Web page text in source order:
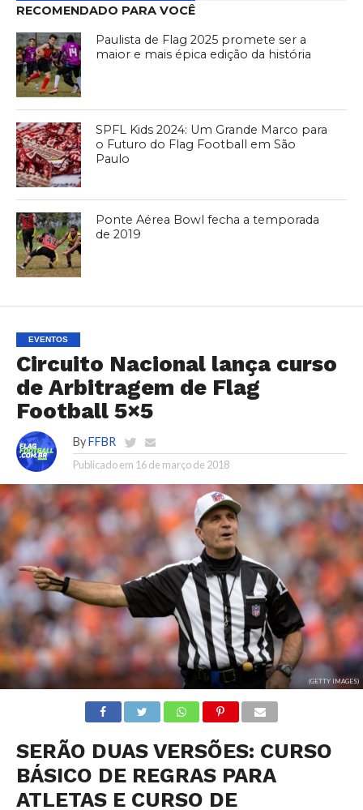
RECOMENDADO PARA VOCÊ
Paulista de Flag 2025 promete ser a
maior e mais épica edição da história
SPFL Kids 2024: Um Grande Marco para
o Futuro do Flag Football em São
Paulo
Ponte Aérea Bowl fecha a temporada
de 2019
EVENTOS
Circuito Nacional lança curso
de Arbitragem de Flag
Football 5×5
By FFBR
Publicado em 16 de março de 2018
(GETTY IMAGES)
SERÃO DUAS VERSÕES: CURSO
BÁSICO DE REGRAS PARA
ATLETAS E CURSO DE